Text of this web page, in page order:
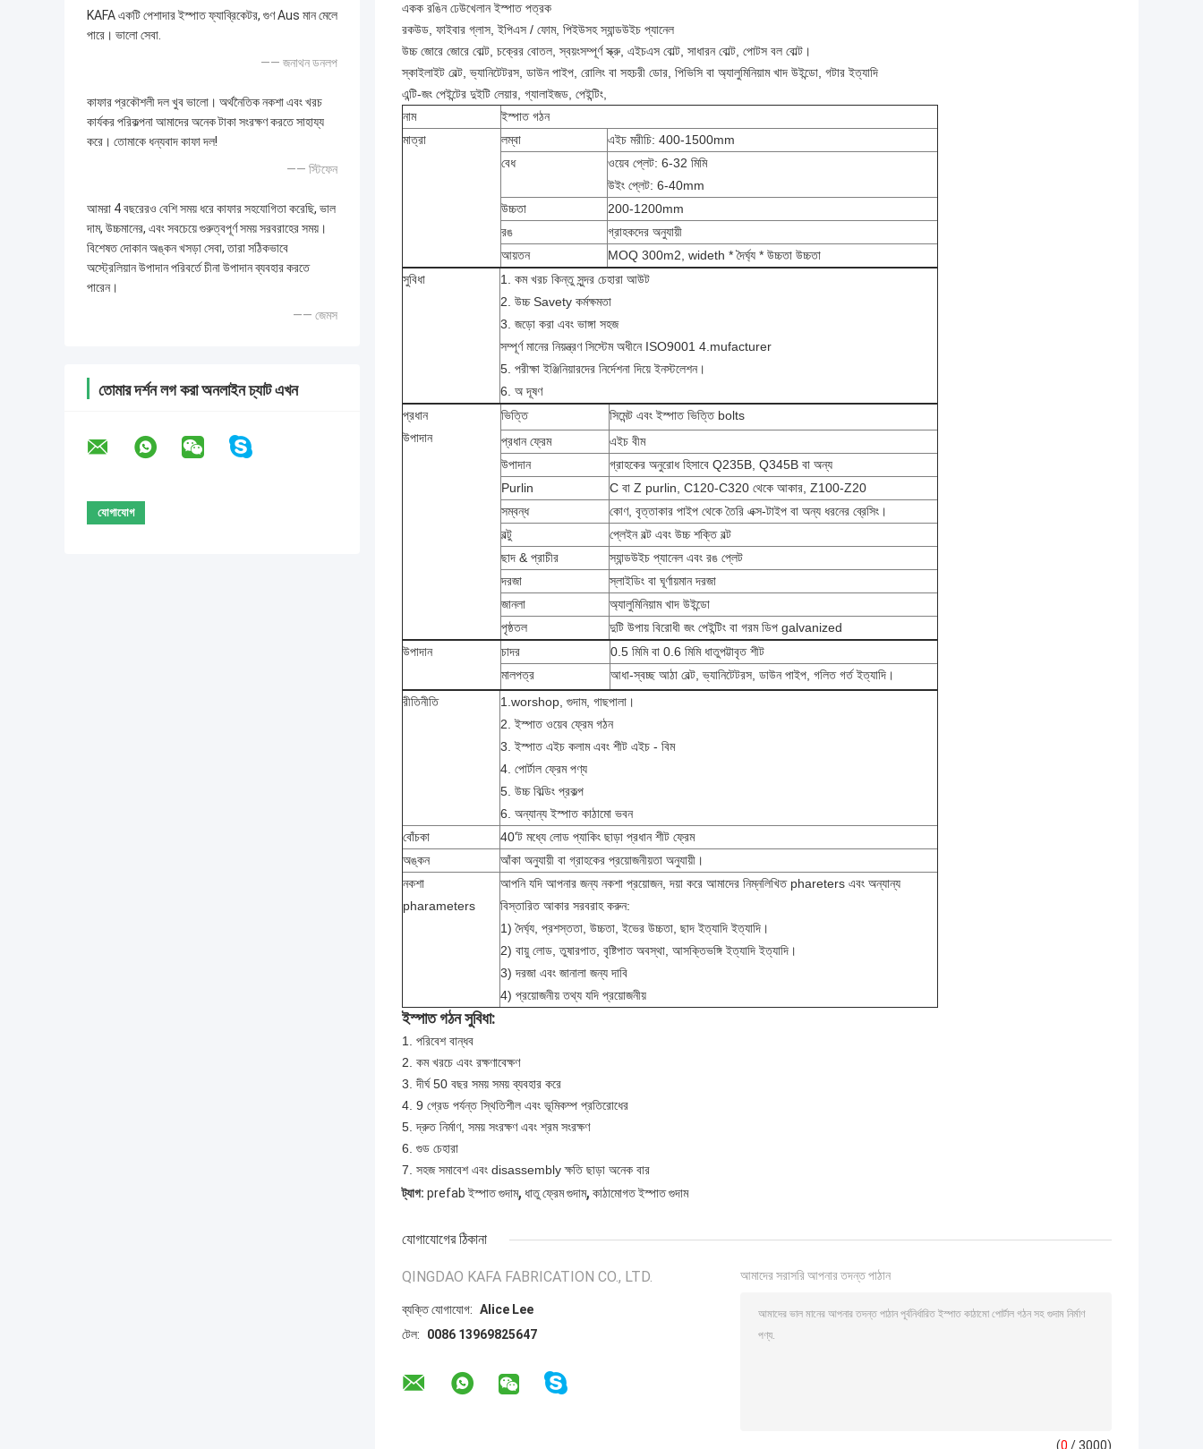
KAFA একটি পেশাদার ইস্পাত ফ্যাব্রিকেটর, গুণ Aus মান মেলে
পারে। ভালো সেবা.
—— জনাথন ডনলপ
কাফার প্রকৌশলী দল খুব ভালো। অর্থনৈতিক নকশা এবং খরচ
কার্যকর পরিকল্পনা আমাদের অনেক টাকা সংরক্ষণ করতে সাহায্য
করে। তোমাকে ধন্যবাদ কাফা দল!
—— স্টিফেন
আমরা 4 বছরেরও বেশি সময় ধরে কাফার সহযোগিতা করেছি, ভাল
দাম, উচ্চমানের, এবং সবচেয়ে গুরুত্বপূর্ণ সময় সরবরাহের সময়।
বিশেষত দোকান অঙ্কন খসড়া সেবা, তারা সঠিকভাবে
অস্ট্রেলিয়ান উপাদান পরিবর্তে চীনা উপাদান ব্যবহার করতে
পারেন।
—— জেমস
তোমার দর্শন লগ করা অনলাইন চ্যাট এখন
একক রঙিন ঢেউখেলান ইস্পাত পত্রক
রকউড, ফাইবার গ্লাস, ইপিএস / ফোম, পিইউসহ স্যান্ডউইচ প্যানেল
উচ্চ জোরে জোরে বোল্ট, চক্রের বোতল, স্বয়ংসম্পূর্ণ স্ক্রু, এইচএস বোল্ট, সাধারন বোল্ট, পোটস বল বোল্ট।
স্কাইলাইট বেল্ট, ভ্যানিটেটরস, ডাউন পাইপ, রোলিং বা সহচরী ডোর, পিভিসি বা অ্যালুমিনিয়াম খাদ উইন্ডো, গটার ইত্যাদি
এন্টি-জং পেইন্টের দুইটি লেয়ার, গ্যালাইজড, পেইন্টিং,
নাম
ইস্পাত গঠন
মাত্রা
লম্বা
এইচ মরীচি: 400-1500mm
বেধ
ওয়েব প্লেট: 6-32 মিমি
উইং প্লেট: 6-40mm
উচ্চতা
200-1200mm
রঙ
গ্রাহকদের অনুযায়ী
আয়তন
MOQ 300m2, wideth * দৈর্ঘ্য * উচ্চতা উচ্চতা
সুবিধা
1. কম খরচ কিন্তু সুন্দর চেহারা আউট
2. উচ্চ Savety কর্মক্ষমতা
3. জড়ো করা এবং ভাঙ্গা সহজ
সম্পূর্ণ মানের নিয়ন্ত্রণ সিস্টেম অধীনে ISO9001 4.mufacturer
5. পরীক্ষা ইঞ্জিনিয়ারদের নির্দেশনা দিয়ে ইনস্টলেশন।
6. অ দূষণ
প্রধান
উপাদান
ভিত্তি
সিমেন্ট এবং ইস্পাত ভিত্তি bolts
প্রধান ফ্রেম
এইচ বীম
উপাদান
গ্রাহকের অনুরোধ হিসাবে Q235B, Q345B বা অন্য
Purlin
C বা Z purlin, C120-C320 থেকে আকার, Z100-Z20
সম্বন্ধ
কোণ, বৃত্তাকার পাইপ থেকে তৈরি এক্স-টাইপ বা অন্য ধরনের ব্রেসিং।
বল্টু
প্লেইন বল্ট এবং উচ্চ শক্তি বল্ট
ছাদ & প্রাচীর
স্যান্ডউইচ প্যানেল এবং রঙ প্লেট
দরজা
স্লাইডিং বা ঘূর্ণায়মান দরজা
জানলা
অ্যালুমিনিয়াম খাদ উইন্ডো
পৃষ্ঠতল
দুটি উপায় বিরোধী জং পেইন্টিং বা গরম ডিপ galvanized
উপাদান
চাদর
0.5 মিমি বা 0.6 মিমি ধাতুপট্টাবৃত শীট
মালপত্র
আধা-স্বচ্ছ আঠা বেল্ট, ভ্যানিটেটরস, ডাউন পাইপ, গলিত গর্ত ইত্যাদি।
রীতিনীতি
1.worshop, গুদাম, গাছপালা।
2. ইস্পাত ওয়েব ফ্রেম গঠন
3. ইস্পাত এইচ কলাম এবং শীট এইচ - বিম
4. পোর্টাল ফ্রেম পণ্য
5. উচ্চ বিল্ডিং প্রকল্প
6. অন্যান্য ইস্পাত কাঠামো ভবন
বোঁচকা
40'ট মধ্যে লোড প্যাকিং ছাড়া প্রধান শীট ফ্রেম
অঙ্কন
আঁকা অনুযায়ী বা গ্রাহকের প্রয়োজনীয়তা অনুযায়ী।
নকশা
pharameters
আপনি যদি আপনার জন্য নকশা প্রয়োজন, দয়া করে আমাদের নিম্নলিখিত phareters এবং অন্যান্য
বিস্তারিত আকার সরবরাহ করুন:
1) দৈর্ঘ্য, প্রশস্ততা, উচ্চতা, ইভের উচ্চতা, ছাদ ইত্যাদি ইত্যাদি।
2) বায়ু লোড, তুষারপাত, বৃষ্টিপাত অবস্থা, আসক্তিভঙ্গি ইত্যাদি ইত্যাদি।
3) দরজা এবং জানালা জন্য দাবি
4) প্রয়োজনীয় তথ্য যদি প্রয়োজনীয়
ইস্পাত গঠন সুবিধা:
1. পরিবেশ বান্ধব
2. কম খরচে এবং রক্ষণাবেক্ষণ
3. দীর্ঘ 50 বছর সময় সময় ব্যবহার করে
4. 9 গ্রেড পর্যন্ত স্থিতিশীল এবং ভূমিকম্প প্রতিরোধের
5. দ্রুত নির্মাণ, সময় সংরক্ষণ এবং শ্রম সংরক্ষণ
6. গুড চেহারা
7. সহজ সমাবেশ এবং disassembly ক্ষতি ছাড়া অনেক বার
ট্যাগ: prefab ইস্পাত গুদাম, ধাতু ফ্রেম গুদাম, কাঠামোগত ইস্পাত গুদাম
যোগাযোগের ঠিকানা
QINGDAO KAFA FABRICATION CO., LTD.
ব্যক্তি যোগাযোগ: Alice Lee
টেল:
0086 13969825647
আমাদের সরাসরি আপনার তদন্ত পাঠান
(0 / 3000)